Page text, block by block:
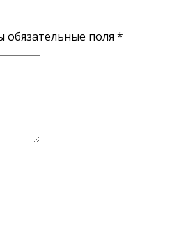
обязательные поля *